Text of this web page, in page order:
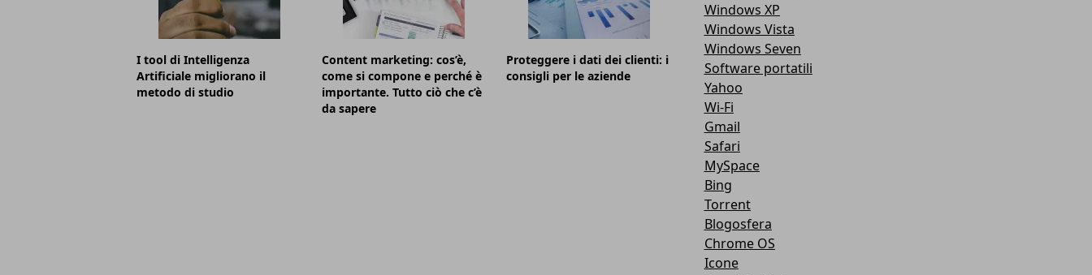
I tool di Intelligenza
Artificiale migliorano il
metodo di studio
Content marketing: cos’è,
come si compone e perché è
importante. Tutto ciò che c’è
da sapere
Proteggere i dati dei clienti: i
consigli per le aziende
Windows XP
Windows Vista
Windows Seven
Software portatili
Yahoo
Wi-Fi
Gmail
Safari
MySpace
Bing
Torrent
Blogosfera
Chrome OS
Icone